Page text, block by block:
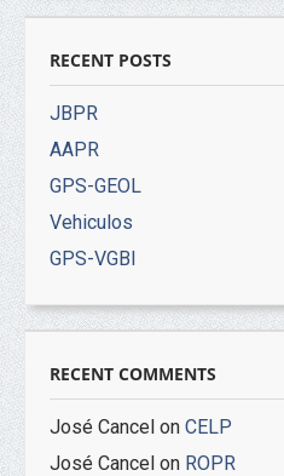
RECENT POSTS
JBPR
AAPR
GPS-GEOL
Vehiculos
GPS-VGBI
RECENT COMMENTS
José Cancel on CELP
José Cancel on ROPR